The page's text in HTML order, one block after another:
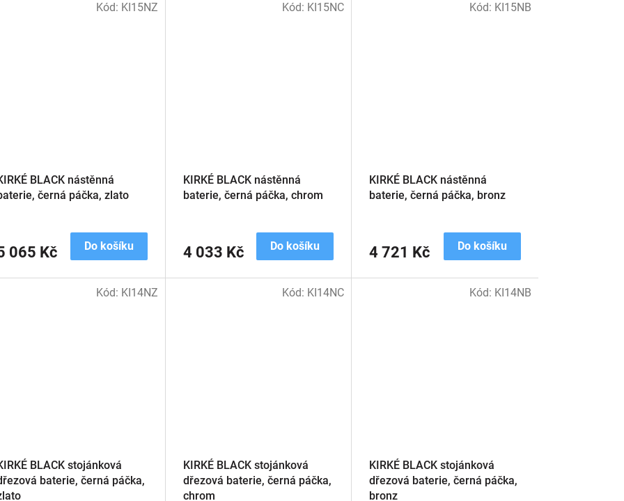
BLACK nástěnná
černá páčka, zlato
065 Kč Do košíku
Kód: KI15NZ
KIRKÉ BLACK nástěnná
baterie, černá páčka, chrom
4 033 Kč Do košíku
Kód: KI15NC
KIRKÉ BLACK nástěnná
baterie, černá páčka, bronz
4 721 Kč Do košíku
Kód: KI15NB
BLACK stojánková
baterie, černá páčka,
Kód: KI14NZ
KIRKÉ BLACK stojánková
dřezová baterie, černá páčka,
chrom
Kód: KI14NC
KIRKÉ BLACK stojánková
dřezová baterie, černá páčka,
bronz
Kód: KI14NB